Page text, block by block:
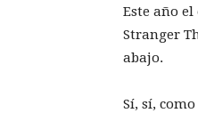
Este año
Stranger
abajo.
Sí, sí,